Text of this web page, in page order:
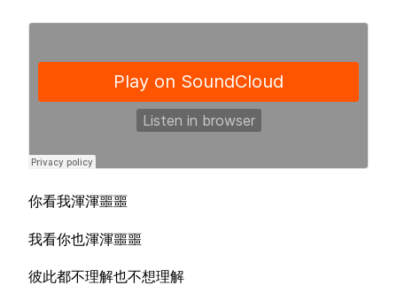
你看我渾渾噩噩
我看你也渾渾噩噩
彼此都不理解也不想理解